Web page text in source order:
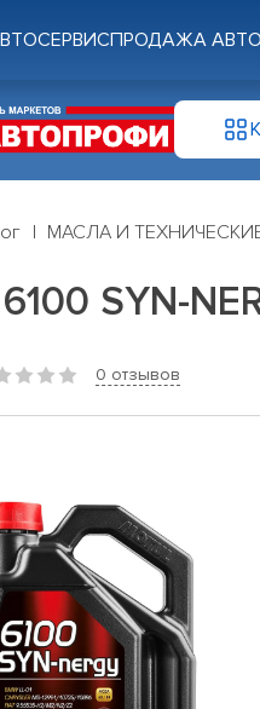
ПРОДАЖА АВТО
МАСЛА И
SYN-
0 отзывов